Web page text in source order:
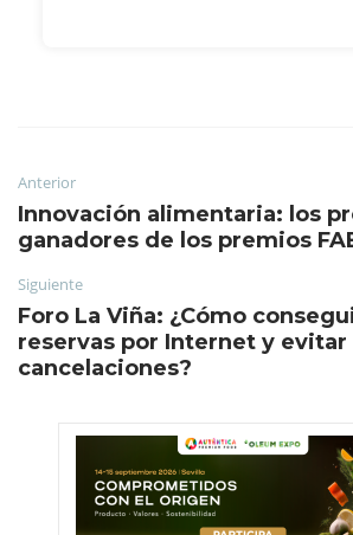
Anterior
Innovación alimentaria: los
ganadores de los premios
Siguiente
Foro La Viña: ¿Cómo
reservas por Internet y evitar
cancelaciones?